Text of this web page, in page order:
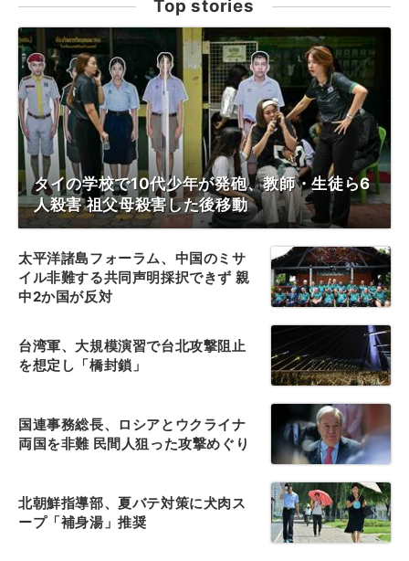
Top stories
タイの学校で10代少年が発砲、教師・生徒ら6
人殺害 祖父母殺害した後移動
太平洋諸島フォーラム、中国のミサ
イル非難する共同声明採択できず 親
中2か国が反対
台湾軍、大規模演習で台北攻撃阻止
を想定し「橋封鎖」
国連事務総長、ロシアとウクライナ
両国を非難 民間人狙った攻撃めぐり
北朝鮮指導部、夏バテ対策に犬肉ス
ープ「補身湯」推奨